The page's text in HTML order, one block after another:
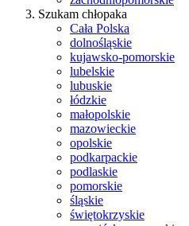
Szukam chłopaka
Cała Polska
dolnośląskie
kujawsko-pomorskie
lubelskie
lubuskie
łódzkie
małopolskie
mazowieckie
opolskie
podkarpackie
podlaskie
pomorskie
śląskie
świętokrzyskie